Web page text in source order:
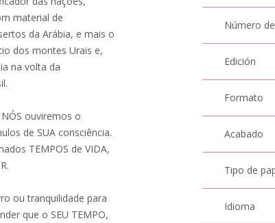
material de
da Arábia, e mais o
dos montes Urais e,
na volta da
ouviremos o
de SUA consciência.
TEMPOS de VIDA,
ou tranquilidade para
que o SEU TEMPO,
Número
Edición
Formato
Acabado
Tipo de
Idioma